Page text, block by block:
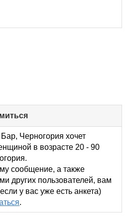
to
collapse
contents
Бар, Черногория хочет
в возрасте 20 - 90
сообщение, а также
других пользователей, вам
у вас уже есть анкета)
.